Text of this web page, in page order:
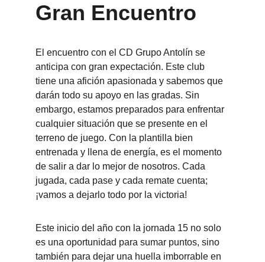
Gran Encuentro
El encuentro con el CD Grupo Antolín se
anticipa con gran expectación. Este club
tiene una afición apasionada y sabemos que
darán todo su apoyo en las gradas. Sin
embargo, estamos preparados para enfrentar
cualquier situación que se presente en el
terreno de juego. Con la plantilla bien
entrenada y llena de energía, es el momento
de salir a dar lo mejor de nosotros. Cada
jugada, cada pase y cada remate cuenta;
¡vamos a dejarlo todo por la victoria!
Este inicio del año con la jornada 15 no solo
es una oportunidad para sumar puntos, sino
también para dejar una huella imborrable en